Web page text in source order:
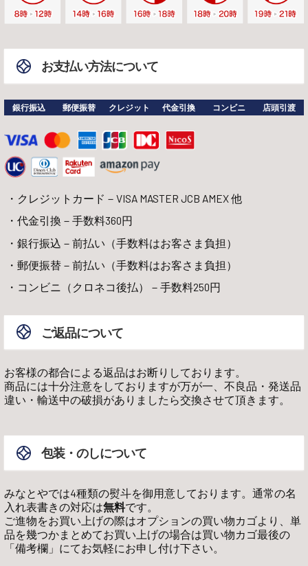
お支払い方法について
銀行振込 郵便振替 クレジット 代金引換 コンビニ 店頭引渡
クレジットカード－VISA MASTER JCB AMEX 他
代金引換－手数料360円
銀行振込－前払い（手数料はお客さま負担）
郵便振替－前払い（手数料はお客さま負担）
コンビニ（クロネコ後払）－手数料250円
ご返品について
お客様の都合による返品はお断りしております。
商品には十分注意をしておりますが万が一、不良品・発送品
違い・輸送中の破損がありましたら交換させて頂きます。
包装・のしについて
みなとやでは4種類の熨斗を御用意しております。通常の名
入れ表書きの対応は無料です。
ご進物をお買い上げの際はオプションの買い物カゴより、単
品を幾つかまとめてお買い上げの場合は買い物カゴ最後の
「備考欄」にてお気軽にお申し付け下さい。